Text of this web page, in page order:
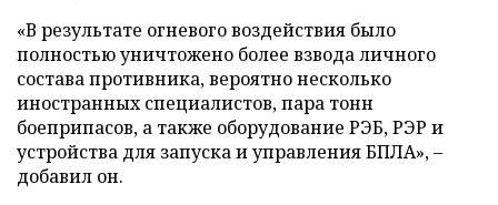
«В результате огневого воздействия было
полностью уничтожено более взвода личного
состава противника, вероятно несколько
иностранных специалистов, пара тонн
боеприпасов, а также оборудование РЭБ, РЭР и
устройства для запуска и управления БПЛА», –
добавил он.